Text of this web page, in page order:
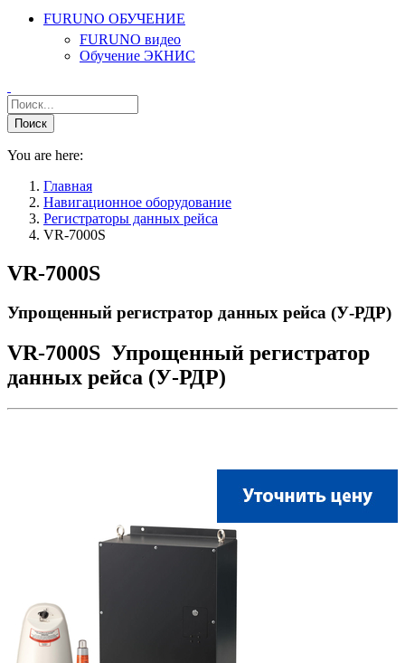
FURUNO ОБУЧЕНИЕ
FURUNO видео
Обучение ЭКНИС
You are here:
Главная
Навигационное оборудование
Регистраторы данных рейса
VR-7000S
VR-7000S
Упрощенный регистратор данных рейса (У-РДР)
VR-7000S Упрощенный регистратор
данных рейса (У-РДР)